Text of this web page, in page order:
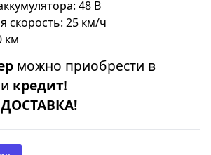
48 В
скорость: 25 км/ч
км
можно приобрести в
кредит!